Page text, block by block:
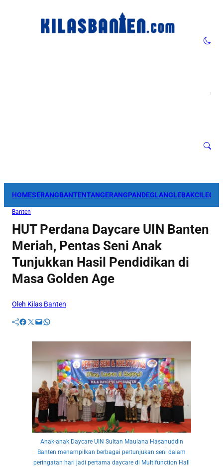
HOMESERANGBANTENTANGERANGPANDEGLANGLEBAK
Banten
HUT Perdana Daycare UIN Banten
Meriah, Pentas Seni Anak
Tunjukkan Hasil Pendidikan di
Masa Golden Age
Oleh Kilas Banten
Facebook Twitter Mail WhatsApp
Anak-anak Daycare UIN Sultan Maulana Hasanuddin
Banten menampilkan berbagai pertunjukan seni dalam
peringatan hari jadi pertama daycare di Multifunction Hall